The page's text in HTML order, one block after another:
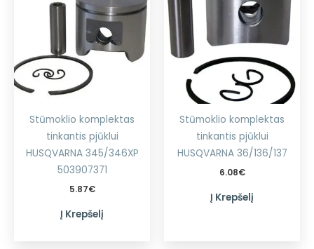
Stūmoklio komplektas
tinkantis pjūklui
HUSQVARNA 345/346XP
503907371
5.87€
Į Krepšelį
Stūmoklio komplektas
tinkantis pjūklui
HUSQVARNA 36/136/137
6.08€
Į Krepšelį